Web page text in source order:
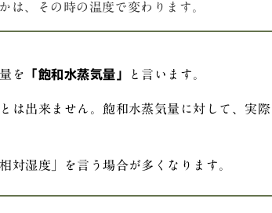
は、その時の温度で変わります。
を 「飽和水蒸気量」 と言います。
は出来ません。飽和水蒸気量に対して、実
対湿度」を言う場合が多くなります。